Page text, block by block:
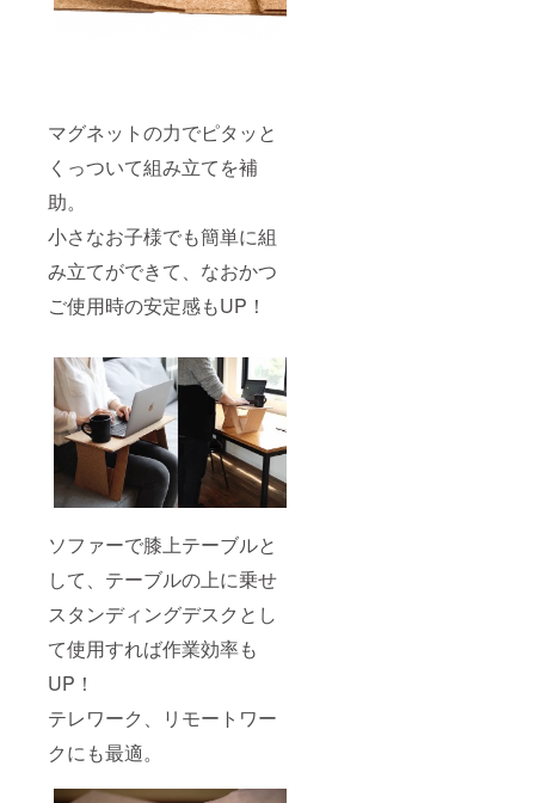
マグネットの力でピタッと
くっついて組み立てを補
助。
小さなお子様でも簡単に組
み立てができて、なおかつ
ご使用時の安定感もUP！
ソファーで膝上テーブルと
して、テーブルの上に乗せ
スタンディングデスクとし
て使用すれば作業効率も
UP！
テレワーク、リモートワー
クにも最適。